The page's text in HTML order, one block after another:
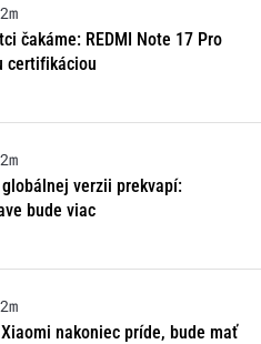
2m
čakáme: REDMI Note 17 Pro
certifikáciou
2m
globálnej verzii prekvapí:
bude viac
2m
nakoniec príde, bude mať